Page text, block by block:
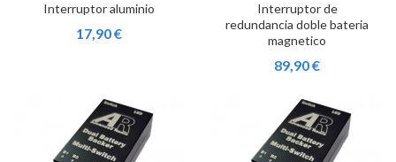
Interruptor aluminio
17,90 €
Interruptor de
redundancia doble bateria
magnetico
89,90 €